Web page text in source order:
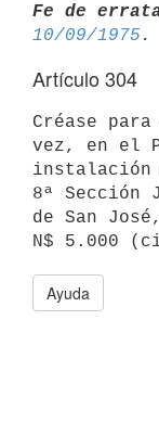
Fe de
10/09/1975
Artículo 304
Créase
vez, en el
instalación
8ª Sección
de San
Ayuda